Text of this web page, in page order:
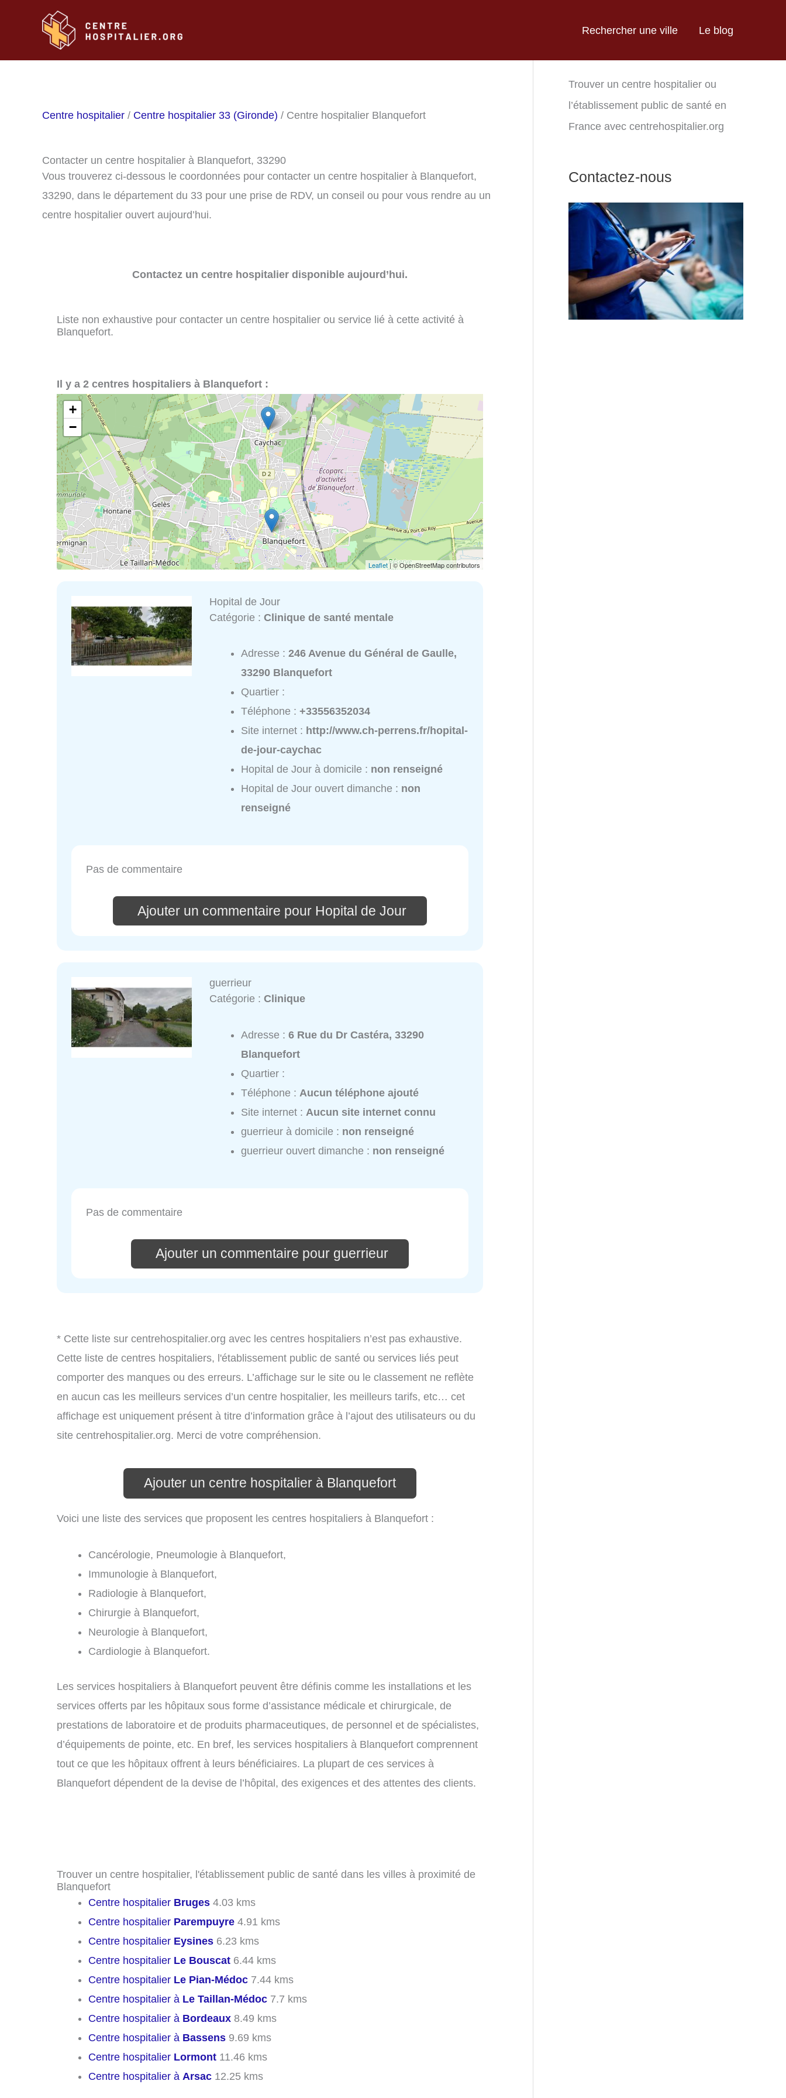
Rechercher une ville Le blog
Centre hospitalier / Centre hospitalier 33 (Gironde) / Centre hospitalier Blanquefort
Contacter un centre hospitalier à Blanquefort, 33290
Vous trouverez ci-dessous le coordonnées pour contacter un centre hospitalier à Blanquefort,
33290, dans le département du 33 pour une prise de RDV, un conseil ou pour vous rendre au un
centre hospitalier ouvert aujourd’hui.
Contactez un centre hospitalier disponible aujourd’hui.
Liste non exhaustive pour contacter un centre hospitalier ou service lié à cette activité à
Blanquefort.
Il y a 2 centres hospitaliers à Blanquefort :
+
−
Leaflet| © OpenStreetMap contributors
Hopital de Jour
Catégorie :Clinique de santé mentale
Adresse :246 Avenue du Général de Gaulle,
33290 Blanquefort
Quartier :
Téléphone :+33556352034
Site internet : http://www.ch-perrens.fr/hopital-
de-jour-caychac
Hopital de Jour à domicile : non renseigné
Hopital de Jour ouvert dimanche : non
renseigné
Pas de commentaire
Ajouter un commentaire pour Hopital de Jour
guerrieur
Catégorie :Clinique
Adresse :6 Rue du Dr Castéra, 33290
Blanquefort
Quartier :
Téléphone : Aucun téléphone ajouté
Site internet : Aucun site internet connu
guerrieur à domicile : non renseigné
guerrieur ouvert dimanche : non renseigné
Pas de commentaire
Ajouter un commentaire pour guerrieur
* Cette liste sur centrehospitalier.org avec les centres hospitaliers n’est pas exhaustive.
Cette liste de centres hospitaliers, l'établissement public de santé ou services liés peut
comporter des manques ou des erreurs. L’affichage sur le site ou le classement ne reflète
en aucun cas les meilleurs services d’un centre hospitalier, les meilleurs tarifs, etc… cet
affichage est uniquement présent à titre d’information grâce à l’ajout des utilisateurs ou du
site centrehospitalier.org. Merci de votre compréhension.
Ajouter un centre hospitalier à Blanquefort
Voici une liste des services que proposent les centres hospitaliers à Blanquefort :
Cancérologie, Pneumologie à Blanquefort,
Immunologie à Blanquefort,
Radiologie à Blanquefort,
Chirurgie à Blanquefort,
Neurologie à Blanquefort,
Cardiologie à Blanquefort.
Les services hospitaliers à Blanquefort peuvent être définis comme les installations et les
services offerts par les hôpitaux sous forme d’assistance médicale et chirurgicale, de
prestations de laboratoire et de produits pharmaceutiques, de personnel et de spécialistes,
d’équipements de pointe, etc. En bref, les services hospitaliers à Blanquefort comprennent
tout ce que les hôpitaux offrent à leurs bénéficiaires. La plupart de ces services à
Blanquefort dépendent de la devise de l’hôpital, des exigences et des attentes des clients.
Trouver un centre hospitalier, l'établissement public de santé dans les villes à proximité de
Blanquefort
Centre hospitalier Bruges 4.03 kms
Centre hospitalier Parempuyre 4.91 kms
Centre hospitalier Eysines 6.23 kms
Centre hospitalier Le Bouscat 6.44 kms
Centre hospitalier Le Pian-Médoc 7.44 kms
Centre hospitalier à Le Taillan-Médoc 7.7 kms
Centre hospitalier à Bordeaux 8.49 kms
Centre hospitalier à Bassens 9.69 kms
Centre hospitalier Lormont 11.46 kms
Centre hospitalier à Arsac 12.25 kms
Trouver un centre hospitalier ou
l’établissement public de santé en
France avec centrehospitalier.org
Contactez-nous